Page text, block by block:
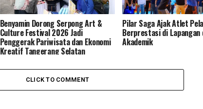
Benyamin Dorong Serpong Art &
Culture Festival 2026 Jadi
Penggerak Pariwisata dan Ekonomi
Kreatif Tangerang Selatan
Pilar Saga Ajak Atlet
Berprestasi di Lapangan
Akademik
CLICK TO COMMENT